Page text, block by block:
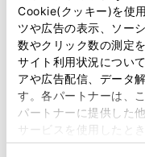
Cookie(クッキー)を使
ツや広告の表示、ソー
数やクリック数の測定
サイト利用状況につい
アや広告配信、データ
す。各パートナーは、
パートナーに提供した
サービスを使用したと
使用することがありま
メンテナンス項目
当サイトには、全て
が掲載されているわ
掲載している取扱説
があります。
取扱説明書は、弊社